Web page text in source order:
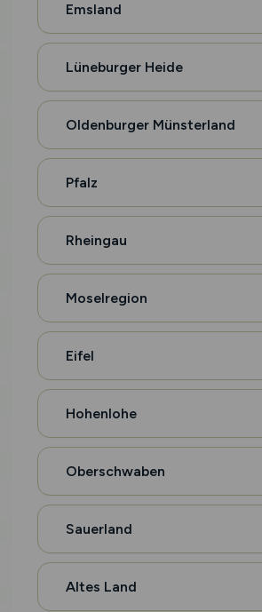
Emsland
Lüneburger Heide
Oldenburger Münsterland
Pfalz
Rheingau
Moselregion
Eifel
Hohenlohe
Oberschwaben
Sauerland
Altes Land